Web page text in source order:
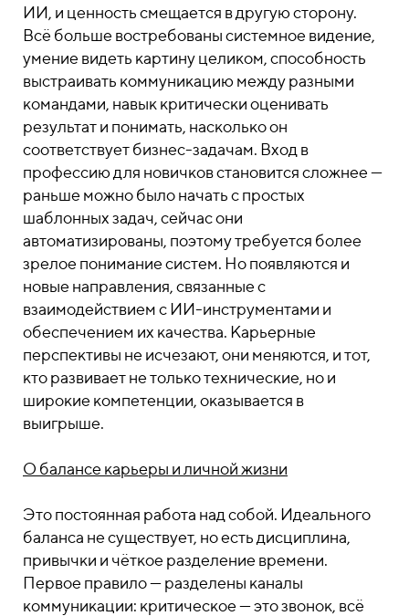
ИИ, и ценность смещается в другую сторону.
Всё больше востребованы системное видение,
умение видеть картину целиком, способность
выстраивать коммуникацию между разными
командами, навык критически оценивать
результат и понимать, насколько он
соответствует бизнес-задачам. Вход в
профессию для новичков становится сложнее —
раньше можно было начать с простых
шаблонных задач, сейчас они
автоматизированы, поэтому требуется более
зрелое понимание систем. Но появляются и
новые направления, связанные с
взаимодействием с ИИ-инструментами и
обеспечением их качества. Карьерные
перспективы не исчезают, они меняются, и тот,
кто развивает не только технические, но и
широкие компетенции, оказывается в
выигрыше.
О балансе карьеры и личной жизни
Это постоянная работа над собой. Идеального
баланса не существует, но есть дисциплина,
привычки и чёткое разделение времени.
Первое правило — разделены каналы
коммуникации: критическое — это звонок, всё